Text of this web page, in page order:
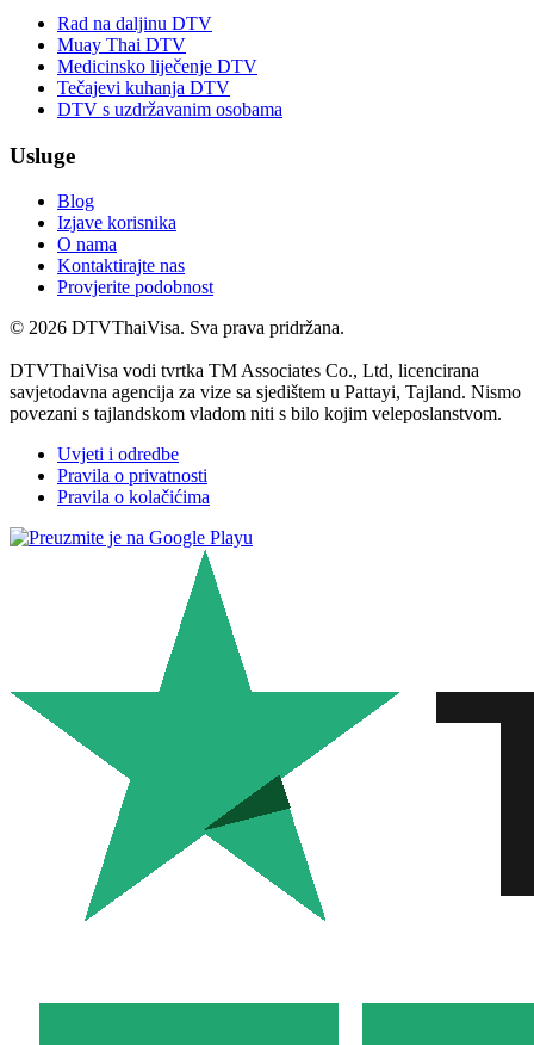
Rad na daljinu DTV
Muay Thai DTV
Medicinsko liječenje DTV
Tečajevi kuhanja DTV
DTV s uzdržavanim osobama
Usluge
Blog
Izjave korisnika
O nama
Kontaktirajte nas
Provjerite podobnost
© 2026 DTVThaiVisa. Sva prava pridržana.
DTVThaiVisa vodi tvrtka TM Associates Co., Ltd, licencirana
savjetodavna agencija za vize sa sjedištem u Pattayi, Tajland. Nismo
povezani s tajlandskom vladom niti s bilo kojim veleposlanstvom.
Uvjeti i odredbe
Pravila o privatnosti
Pravila o kolačićima